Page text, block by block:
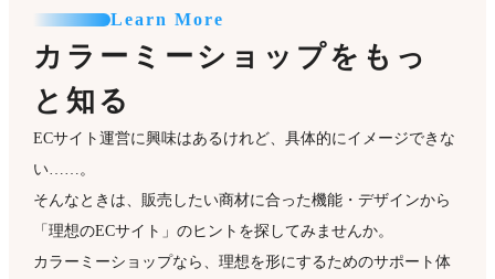
Learn More
カラーミーショップをもっ
と知る
ECサイト運営に興味はあるけれど、具体的にイメージできな
い……。
そんなときは、販売したい商材に合った機能・デザインから
「理想のECサイト」のヒントを探してみませんか。
カラーミーショップなら、理想を形にするためのサポート体